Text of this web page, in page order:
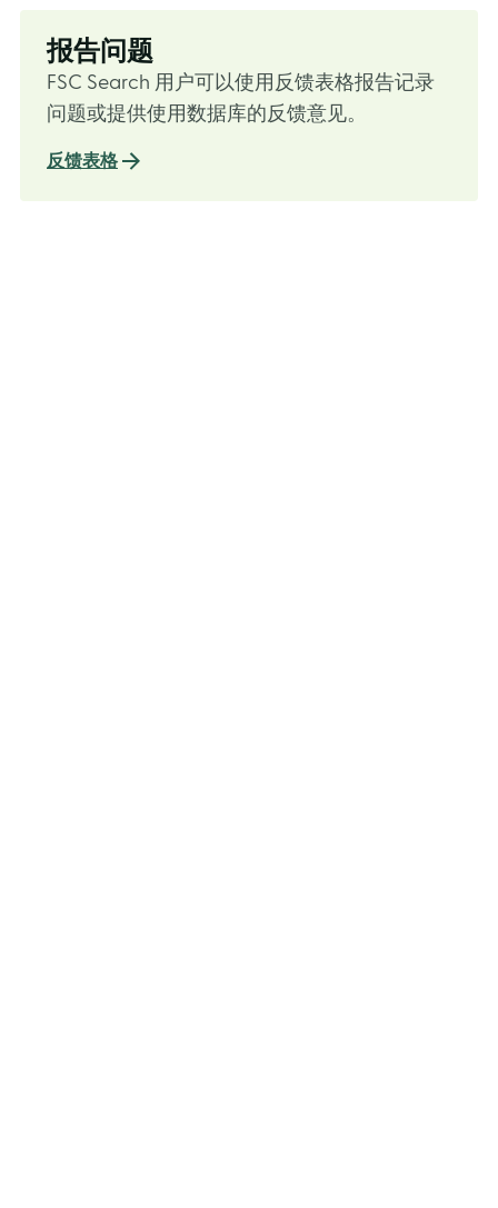
报告问题
FSC Search 用户可以使用反馈表格报告记录
问题或提供使用数据库的反馈意见。
反馈表格